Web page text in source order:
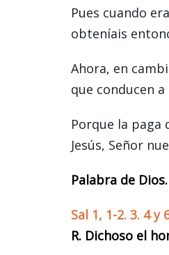
Pues cuando
obteníais
Ahora, en
que conducen
Porque la paga
Jesús, Señor
Palabra de Dios.
Sal 1, 1-2. 3. 4 y
R. Dichoso el